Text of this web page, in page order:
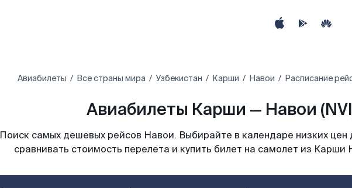
Авиабилеты Все страны мира Узбекистан Карши Навои Расписание
Авиабилеты Карши — Навои
Поиск самых дешевых рейсов Навои. Выбирайте в календаре низких цен
сравнивать стоимость перелета и купить билет на самолет из Карши